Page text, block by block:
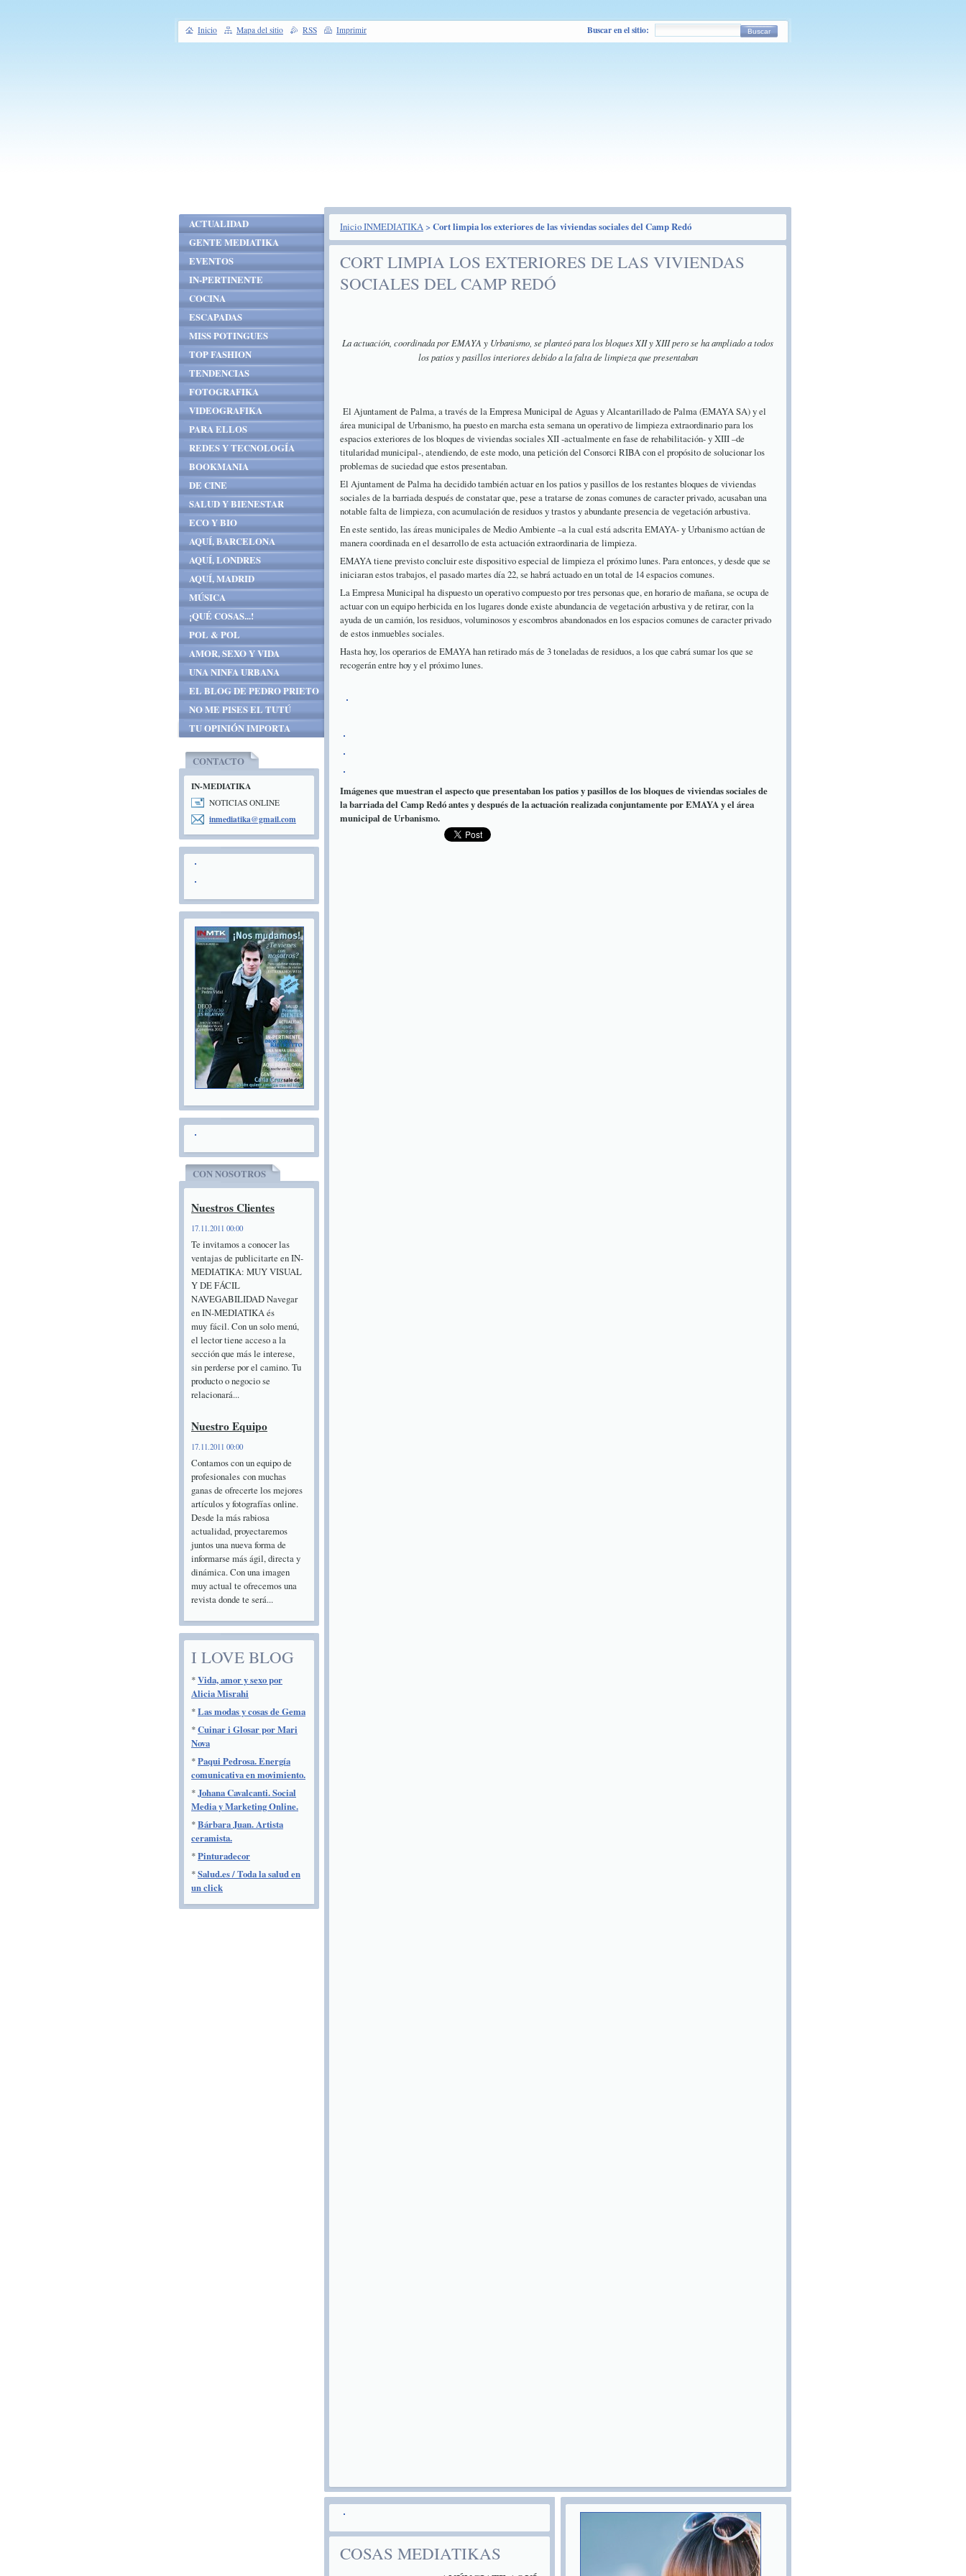
Inicio INMEDIATIKA> Cort limpia los exteriores de las viviendas sociales del Camp Redó
CORT LIMPIA LOS EXTERIORES DE LAS VIVIENDAS
SOCIALES DEL CAMP REDÓ
La actuación, coordinada por EMAYA y Urbanismo, se planteó para los bloques XII y XIII pero se ha ampliado a todos
los patios y pasillos interiores debido a la falta de limpieza que presentaban
El Ajuntament de Palma, a través de la Empresa Municipal de Aguas y Alcantarillado de Palma (EMAYA SA) y el
área municipal de Urbanismo, ha puesto en marcha esta semana un operativo de limpieza extraordinario para los
espacios exteriores de los bloques de viviendas sociales XII -actualmente en fase de rehabilitación- y XIII –de
titularidad municipal-, atendiendo, de este modo, una petición del Consorci RIBA con el propósito de solucionar los
problemas de suciedad que estos presentaban.
El Ajuntament de Palma ha decidido también actuar en los patios y pasillos de los restantes bloques de viviendas
sociales de la barriada después de constatar que, pese a tratarse de zonas comunes de caracter privado, acusaban una
notable falta de limpieza, con acumulación de residuos y trastos y abundante presencia de vegetación arbustiva.
En este sentido, las áreas municipales de Medio Ambiente –a la cual está adscrita EMAYA- y Urbanismo actúan de
manera coordinada en el desarrollo de esta actuación extraordinaria de limpieza.
EMAYA tiene previsto concluir este dispositivo especial de limpieza el próximo lunes. Para entonces, y desde que se
iniciaran estos trabajos, el pasado martes día 22, se habrá actuado en un total de 14 espacios comunes.
La Empresa Municipal ha dispuesto un operativo compuesto por tres personas que, en horario de mañana, se ocupa de
actuar con un equipo herbicida en los lugares donde existe abundancia de vegetación arbustiva y de retirar, con la
ayuda de un camión, los residuos, voluminosos y escombros abandonados en los espacios comunes de caracter privado
de estos inmuebles sociales.
Hasta hoy, los operarios de EMAYA han retirado más de 3 toneladas de residuos, a los que cabrá sumar los que se
recogerán entre hoy y el próximo lunes.
Imágenes que muestran el aspecto que presentaban los patios y pasillos de los bloques de viviendas sociales de
la barriada del Camp Redó antes y después de la actuación realizada conjuntamente por EMAYA y el área
municipal de Urbanismo.
COSAS MEDIATIKAS
ACTUALIDAD
GENTE MEDIATIKA
EVENTOS
IN-PERTINENTE
COCINA
ESCAPADAS
MISS POTINGUES
TOP FASHION
TENDENCIAS
FOTOGRAFIKA
VIDEOGRAFIKA
PARA ELLOS
REDES Y TECNOLOGÍA
BOOKMANIA
DE CINE
SALUD Y BIENESTAR
ECO Y BIO
AQUÍ, BARCELONA
AQUÍ, LONDRES
AQUÍ, MADRID
MÚSICA
¡QUÉ COSAS...!
POL & POL
AMOR, SEXO Y VIDA
UNA NINFA URBANA
EL BLOG DE PEDRO PRIETO
NO ME PISES EL TUTÚ
TU OPINIÓN IMPORTA
CONTACTO
IN-MEDIATIKA
NOTICIAS ONLINE
inmediatika@gmail.com
CON NOSOTROS
Nuestros Clientes
17.11.2011 00:00
Te invitamos a conocer las
ventajas de publicitarte en IN-
MEDIATIKA: MUY VISUAL
Y DE FÁCIL
NAVEGABILIDAD Navegar
en IN-MEDIATIKA és
muy fácil. Con un solo menú,
el lector tiene acceso a la
sección que más le interese,
sin perderse por el camino. Tu
producto o negocio se
relacionará...
Nuestro Equipo
17.11.2011 00:00
Contamos con un equipo de
profesionales con muchas
ganas de ofrecerte los mejores
artículos y fotografías online.
Desde la más rabiosa
actualidad, proyectaremos
juntos una nueva forma de
informarse más ágil, directa y
dinámica. Con una imagen
muy actual te ofrecemos una
revista donde te será...
I LOVE BLOG
*Vida, amor y sexo por
Alicia Misrahi
*Las modas y cosas de Gema
*Cuinar i Glosar por Mari
Nova
*Paqui Pedrosa. Energía
comunicativa en movimiento.
*Johana Cavalcanti. Social
Media y Marketing Online.
*Bárbara Juan. Artista
ceramista.
*Pinturadecor
*Salud.es / Toda la salud en
un click
Inicio Mapa del sitio RSS Imprimir Buscar en el sitio: Buscar